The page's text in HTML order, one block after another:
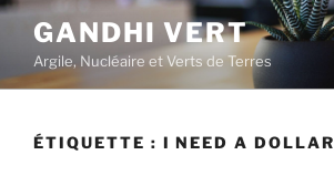
Aller
contenu
principal
GANDHI VERT
Argile, Nucléaire et Verts de Terres
ÉTIQUETTE : I NEED A DOLLAR